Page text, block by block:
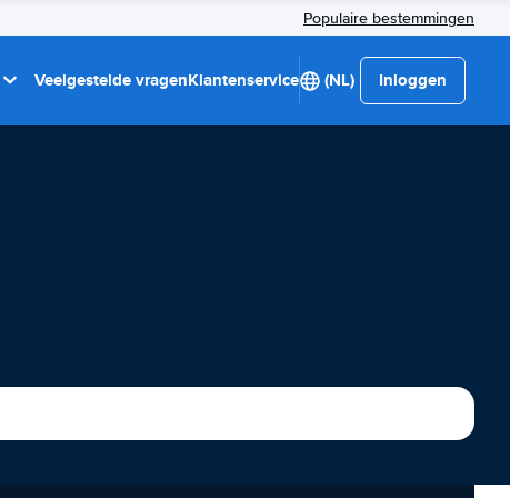
Populaire bestemmingen
Veelgestelde vragenKlantenservice (NL) Inloggen